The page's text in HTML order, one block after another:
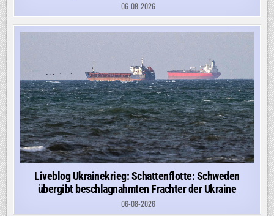
06-08-2026
Liveblog Ukrainekrieg: Schattenflotte: Schweden
übergibt beschlagnahmten Frachter der Ukraine
06-08-2026